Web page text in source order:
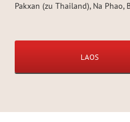
Pakxan (zu Thailand), Na Phao,
LAOS